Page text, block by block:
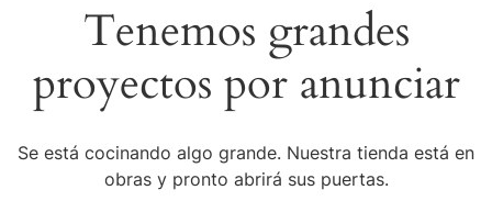
Tenemos grandes
proyectos por anunciar
Se está cocinando algo grande. Nuestra tienda está en
obras y pronto abrirá sus puertas.